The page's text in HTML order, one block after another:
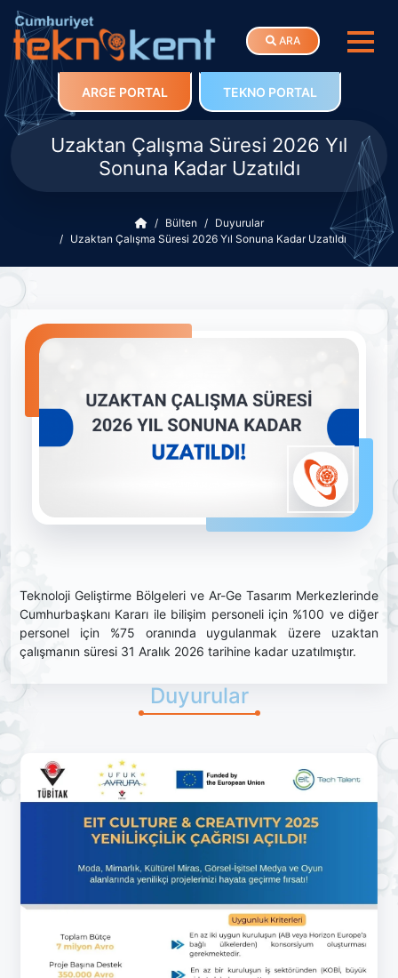
ARA
ARGE PORTAL TEKNO PORTAL
Uzaktan Çalışma Süresi 2026 Yıl
Sonuna Kadar Uzatıldı
Bülten
Duyurular
Uzaktan Çalışma Süresi 2026 Yıl Sonuna Kadar Uzatıldı
Teknoloji Geliştirme Bölgeleri ve Ar-Ge Tasarım Merkezlerinde
Cumhurbaşkanı Kararı ile bilişim personeli için %100 ve diğer
personel için %75 oranında uygulanmak üzere uzaktan
çalışmanın süresi 31 Aralık 2026 tarihine kadar uzatılmıştır.
Duyurular